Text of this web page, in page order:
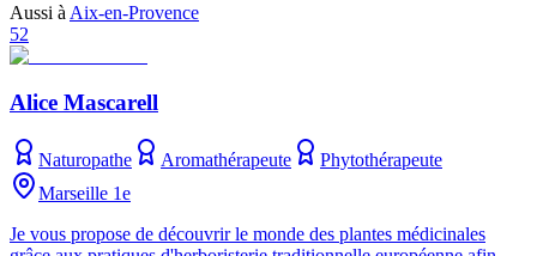
Aussi à Aix-en-Provence
52
Alice Mascarell
Naturopathe Aromathérapeute
Phytothérapeute
Marseille 1e
Je vous propose de découvrir le monde des plantes médicinales